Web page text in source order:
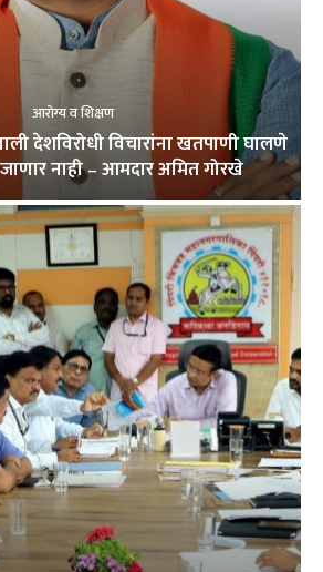
आरोग्य व शिक्षण
देशविरोधी विचारांना खतपाणी घालणे
नाही – आमदार अमित गोरखे